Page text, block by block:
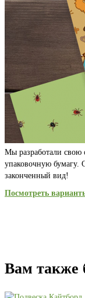
Мы разработали свою
упаковочную бумагу.
законченный вид!
Посмотреть
Вам также